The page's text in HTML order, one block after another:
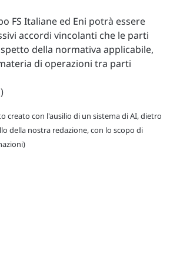
FS Italiane ed Eni potrà essere
accordi vincolanti che le parti
della normativa applicabile,
di operazioni tra parti
creato con l'ausilio di un sistema di AI, dietro
della nostra redazione, con lo scopo di